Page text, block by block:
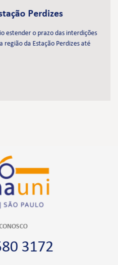
Perdizes
estender o prazo das interdições
região da Estação Perdizes até
3172